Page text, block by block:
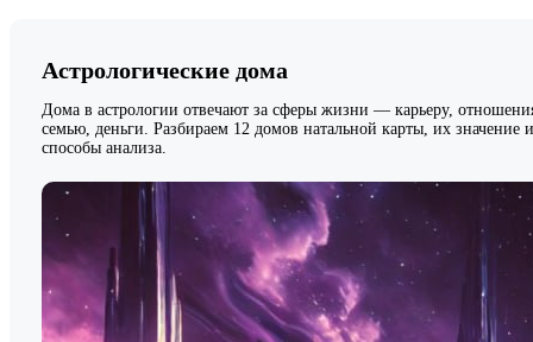
Астрологические дома
Дома в астрологии отвечают за сферы жизни — карьеру,
семью, деньги. Разбираем 12 домов натальной карты, их значение и
способы анализа.